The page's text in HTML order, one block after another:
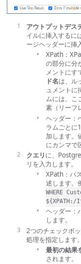
アウトプットデス
イルに挿入するに
ージヘッダーに挿
XPath：
の部分に分
メントにす
ド名は、ル
ュメントに
ムには、こ
素（リーフ
ヘッダー：
ラムごとに
加します。
にカンマで
クエリ に、
リを入力します。
XPath：パ
述します。
WHERE
ヘッダー：
します。
2つのチェックボ
処理を指定します。
最初の結果
されます。